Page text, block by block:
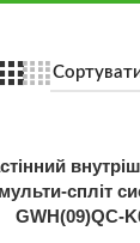
мульти-спліт
GWH(09)QC-